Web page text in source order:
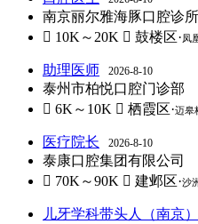
南京丽尔雅海豚口腔诊所
 10K～20K  鼓楼区·凤
助理医师 2026-8-10
泰州市柏悦口腔门诊部
 6K～10K  栖霞区·迈皋
医疗院长 2026-8-10
泰康口腔集团有限公司
 70K～90K  建邺区·沙
儿牙学科带头人（南京）